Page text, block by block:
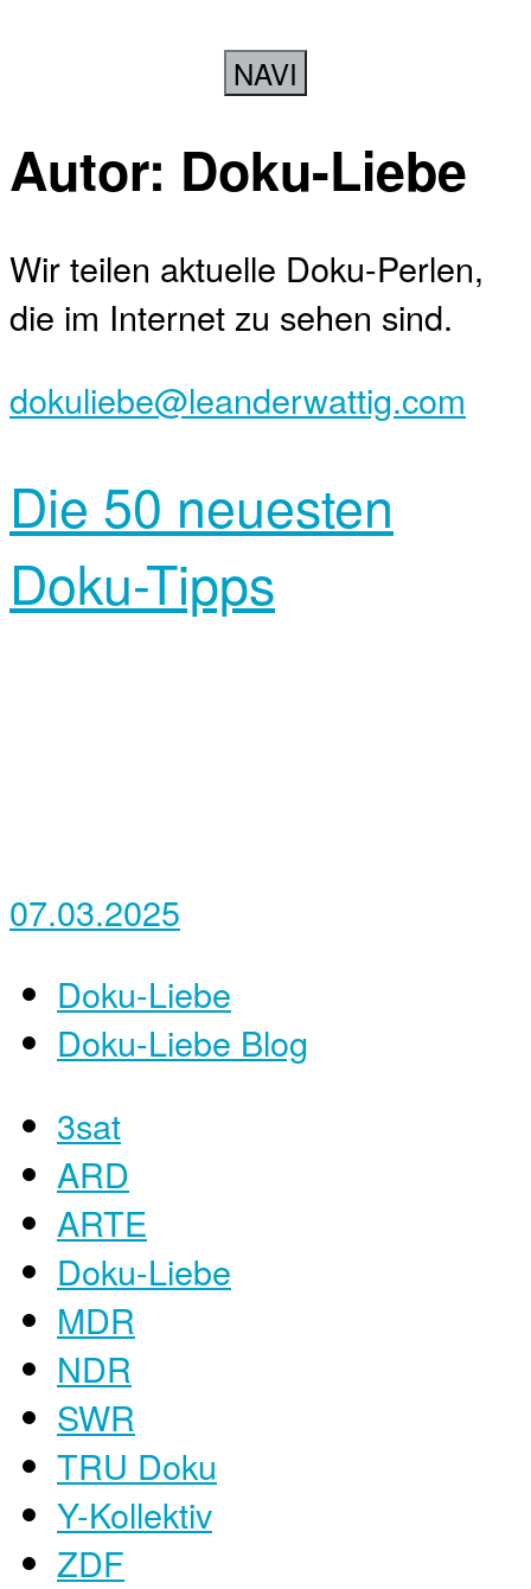
NAVI
Autor: Doku-Liebe
Wir teilen aktuelle Doku-Perlen,
die im Internet zu sehen sind.
dokuliebe@leanderwattig.com
Die 50 neuesten
Doku-Tipps
07.03.2025
Doku-Liebe
Doku-Liebe Blog
3sat
ARD
ARTE
Doku-Liebe
MDR
NDR
SWR
TRU Doku
Y-Kollektiv
ZDF